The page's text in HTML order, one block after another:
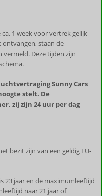
1 week voor vertrek gelijk
staan de
Deze tijden zijn
Sunny Cars
stelt. De
zij zijn 24 uur per dag
bezit zijn van een geldig EU-
23 jaar en de maximumleeftijd
naar 21 jaar of